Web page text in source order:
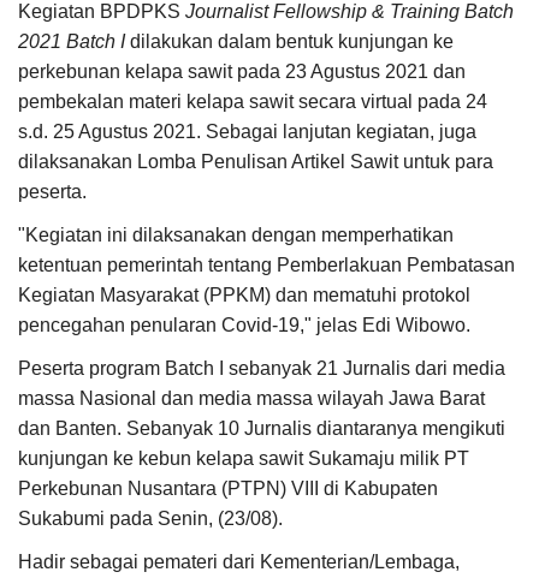
Kegiatan BPDPKS Journalist Fellowship & Training Batch
2021 Batch Idilakukan dalam bentuk kunjungan ke
perkebunan kelapa sawit pada 23 Agustus 2021 dan
pembekalan materi kelapa sawit secara virtual pada 24
s.d. 25 Agustus 2021. Sebagai lanjutan kegiatan, juga
dilaksanakan Lomba Penulisan Artikel Sawit untuk para
peserta.
"Kegiatan ini dilaksanakan dengan memperhatikan
ketentuan pemerintah tentang Pemberlakuan Pembatasan
Kegiatan Masyarakat (PPKM) dan mematuhi protokol
pencegahan penularan Covid-19," jelas Edi Wibowo.
Peserta program Batch I sebanyak 21 Jurnalis dari media
massa Nasional dan media massa wilayah Jawa Barat
dan Banten. Sebanyak 10 Jurnalis diantaranya mengikuti
kunjungan ke kebun kelapa sawit Sukamaju milik PT
Perkebunan Nusantara (PTPN) VIII di Kabupaten
Sukabumi pada Senin, (23/08).
Hadir sebagai pemateri dari Kementerian/Lembaga,